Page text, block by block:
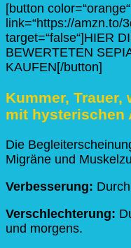
[button
link=“https://amzn.to/
target=“false“]HIER
BEWERTETEN
KAUFEN[/button]
Kummer, Trauer,
mit hysterischen
Die
Migräne und
Verbesserung:
Verschlechterung:
und morgens.